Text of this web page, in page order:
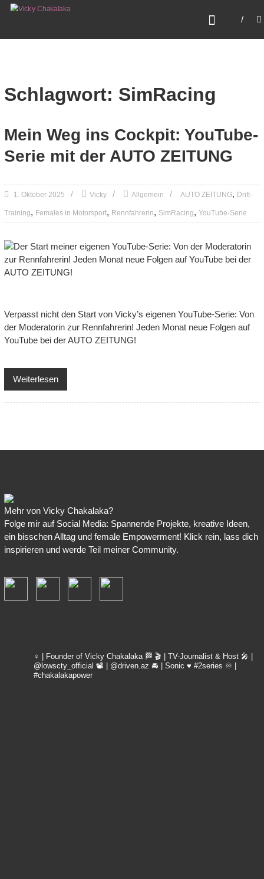
ZumVICKY CHAKALAKA
Schlagwort: SimRacing
Mein Weg ins Cockpit: YouTube-
Serie mit der AUTO ZEITUNG
1. Oktober 2025 Vicky Allgemein AUTO ZEITUNG, Drift-
Training, Females in Motorsport, Rennfahrerin, SimRacing, YouTube-Serie
Verpasst nicht den Start von Vicky’s eigenen YouTube-Serie: Von
der Moderatorin zur Rennfahrerin! Jeden Monat neue Folgen auf
YouTube bei der AUTO ZEITUNG!
Weiterlesen
Mehr von Vicky Chakalaka?
Folge mir auf Social Media: Spannende Projekte, kreative Ideen,
ein bisschen Alltag und female Empowerment! Klick rein, lass dich
inspirieren und werde Teil meiner Community.
♀️ | Founder of Vicky Chakalaka 🏁 🎬 | TV-Journalist & Host🎤 |
@lowscty_official 📽 | @driven.az 🚘 | Sonic ♥️ #2series ♾️ |
#chakalakapower